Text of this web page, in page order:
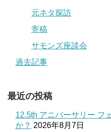
元ネタ探訪
寄稿
サモンズ座談会
過去記事
最近の投稿
12.5th アニバーサリー フ
か？ 2026年8月7日